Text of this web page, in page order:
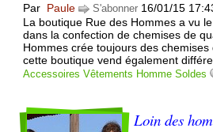
Par Paule S'abonner 16/01/15
La boutique Rue des Hommes a vu
dans la confection de chemises de
Hommes crée toujours des
cette boutique vend également
Accessoires Vêtements Homme Soldes
Loin des